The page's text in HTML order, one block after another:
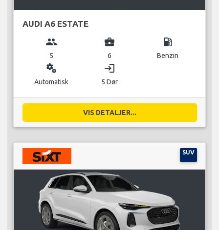
AUDI A6 ESTATE
group
5
business_center
6
local_gas_station
Benzin
miscellaneous_services
Automatisk
login
5 Dør
VIS DETALJER...
SUV